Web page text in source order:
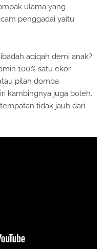
ulama yang
penggadai yaitu
aqiqah demi anak?
100% satu ekor
pilah domba
kambingnya juga boleh.
tidak jauh dari